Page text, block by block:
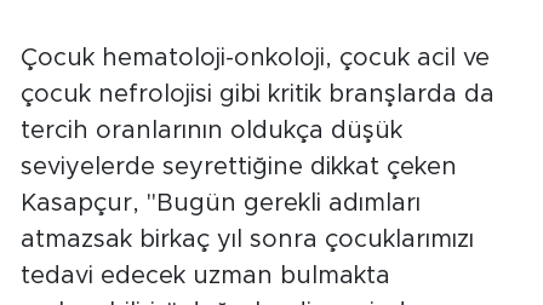
Çocuk hematoloji-onkoloji, çocuk acil ve
çocuk nefrolojisi gibi kritik branşlarda da
tercih oranlarının oldukça düşük
seviyelerde seyrettiğine dikkat çeken
Kasapçur, "Bugün gerekli adımları
atmazsak birkaç yıl sonra çocuklarımızı
tedavi edecek uzman bulmakta